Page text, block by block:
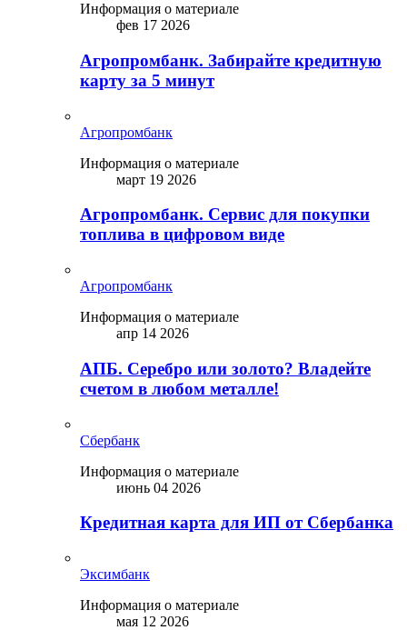
Информация о материале
фев 17 2026
Агропромбанк. Забирайте кредитную
карту за 5 минут
Агропромбанк
Информация о материале
март 19 2026
Агропромбанк. Сервис для покупки
топлива в цифровом виде
Агропромбанк
Информация о материале
апр 14 2026
АПБ. Серебро или золото? Владейте
счетом в любом металле!
Сбербанк
Информация о материале
июнь 04 2026
Кредитная карта для ИП от Сбербанка
Эксимбанк
Информация о материале
мая 12 2026